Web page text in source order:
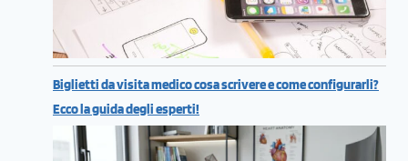
Biglietti da visita medico cosa scrivere e come configurarli?
Ecco la guida degli esperti!